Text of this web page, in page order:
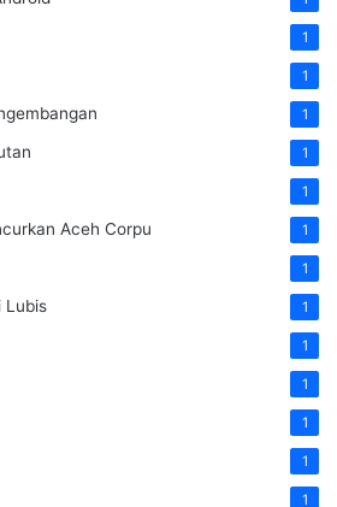
1
1
1
1
1
Aceh Corpu 1
1
Lubis 1
1
1
1
1
1